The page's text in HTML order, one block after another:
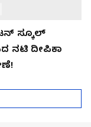
ಸ್ಕೂಲ್​
ನಟಿ ದೀಪಿಕಾ